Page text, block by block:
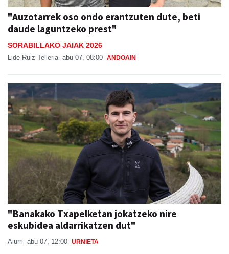
"Auzotarrek oso ondo erantzuten dute, beti
daude laguntzeko prest"
SORABILLAKO JAIAK 2026
Lide Ruiz Telleria abu 07, 08:00 ANDOAIN
"Banakako Txapelketan jokatzeko nire
eskubidea aldarrikatzen dut"
Aiurri abu 07, 12:00 URNIETA